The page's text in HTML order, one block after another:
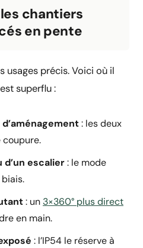
les chantiers
en pente
usages précis. Voici où il
superflu :
: les deux
d’un escalier: le mode
: un 3×360° plus direct
en main.
: l’IP54 le réserve à